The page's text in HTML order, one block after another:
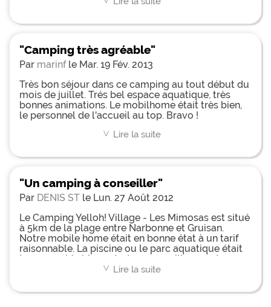
"Camping très agréable"
Par marinf le Mar. 19 Fév. 2013
Très bon séjour dans ce camping au tout début du
mois de juillet. Trés bel espace aquatique, très
bonnes animations. Le mobilhome était très bien,
le personnel de l'accueil au top. Bravo !
< Lire la suite
"Un camping à conseiller"
Par DENIS ST le Lun. 27 Août 2012
Le Camping Yelloh! Village - Les Mimosas est situé
à 5km de la plage entre Narbonne et Gruisan.
Notre mobile home était en bonne état à un tarif
raisonnable. La piscine ou le parc aquatique était
tres agreable,bien entretenu,surveiller par deux
maitres nageurs.. L'accueil sur le camping était tres
tres bon souvenir!
< Lire la suite